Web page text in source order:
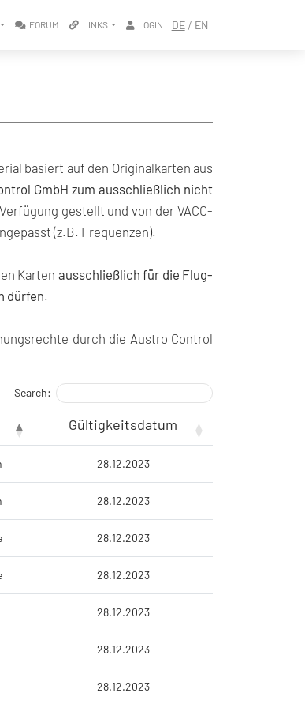
FORUM LINKS LOGIN DE / EN
basiert auf den Originalkarten aus
GmbH zum ausschließlich nicht
gestellt und von der VACC-
(z.B. Frequenzen).
Karten ausschließlich für die Flug-
dürfen.
durch die Austro Control
Search:
Gültigkeitsdatum
28.12.2023
28.12.2023
28.12.2023
28.12.2023
28.12.2023
28.12.2023
28.12.2023